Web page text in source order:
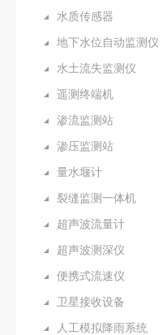
水质传感器
地下水位自动监测仪
水土流失监测仪
遥测终端机
渗流监测站
渗压监测站
量水堰计
裂缝监测一体机
超声波流量计
超声波测深仪
便携式流速仪
卫星接收设备
人工模拟降雨系统